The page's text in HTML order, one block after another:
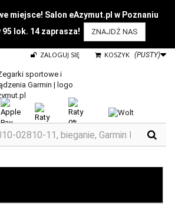
miejsce! Salon eAzymut.pl w Poznaniu
95 lok. 14 zaprasza!
ZNAJDŹ NAS
KOSZYK (PUSTY)
ZALOGUJ SIĘ